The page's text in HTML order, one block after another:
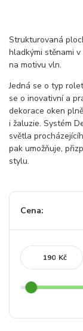
Strukturovaná
hladkými stěnami
na motivu vln.
Jedná se o typ
se o inovativní a
dekorace oken
i žaluzie. Systém
světla
pak umožňuje,
stylu.
Cena:
Kč